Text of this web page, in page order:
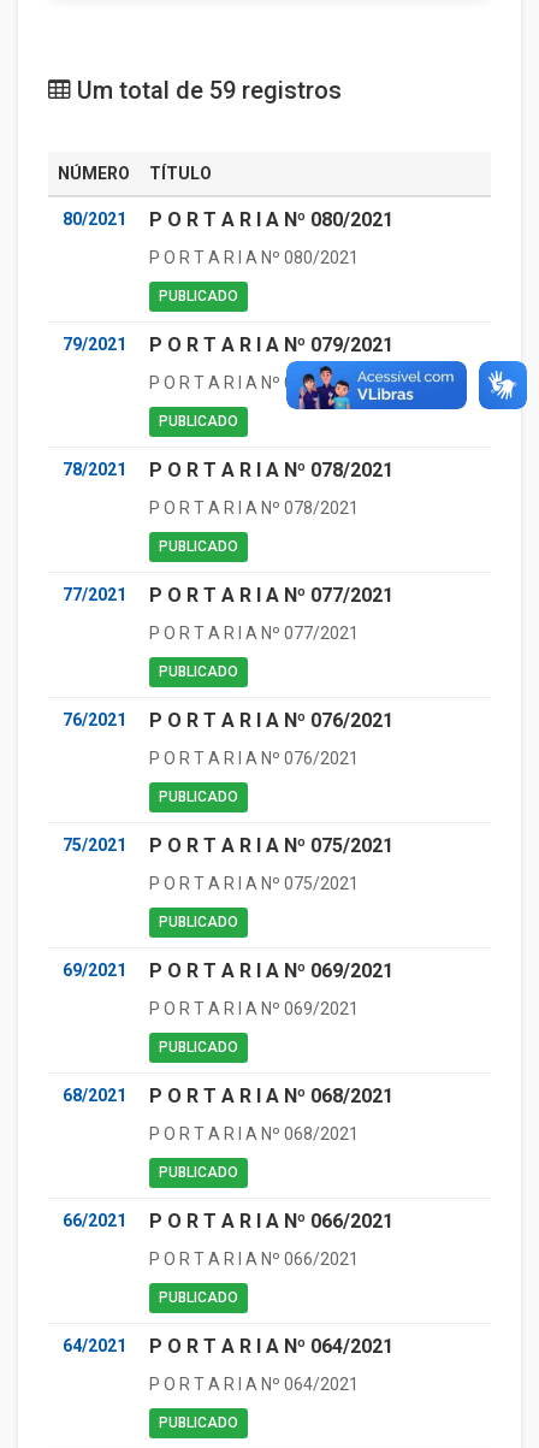
Um total de 59 registros
NÚMERO TÍTULO
80/2021 P O R T A R I A Nº 080/2021
P O R T A R I A Nº 080/2021
PUBLICADO
79/2021 P O R T A R I A Nº 079/2021
P O R T A R I A Nº 079/2021
PUBLICADO
78/2021 P O R T A R I A Nº 078/2021
P O R T A R I A Nº 078/2021
PUBLICADO
77/2021 P O R T A R I A Nº 077/2021
P O R T A R I A Nº 077/2021
PUBLICADO
76/2021 P O R T A R I A Nº 076/2021
P O R T A R I A Nº 076/2021
PUBLICADO
75/2021 P O R T A R I A Nº 075/2021
P O R T A R I A Nº 075/2021
PUBLICADO
69/2021 P O R T A R I A Nº 069/2021
P O R T A R I A Nº 069/2021
PUBLICADO
68/2021 P O R T A R I A Nº 068/2021
P O R T A R I A Nº 068/2021
PUBLICADO
66/2021 P O R T A R I A Nº 066/2021
P O R T A R I A Nº 066/2021
PUBLICADO
64/2021 P O R T A R I A Nº 064/2021
P O R T A R I A Nº 064/2021
PUBLICADO